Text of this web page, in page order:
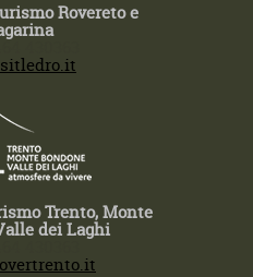
Rovereto e
Trento, Monte
dei Laghi